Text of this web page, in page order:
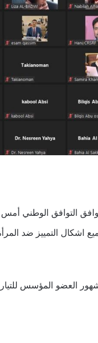
اشكال التمييز ضد
العضو المؤسس